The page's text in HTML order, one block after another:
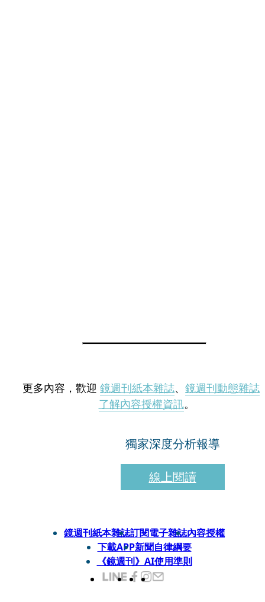
更多內容，歡迎 鏡週刊紙本雜誌、 鏡週刊動態雜誌
了解內容授權資訊。
獨家深度分析報導
線上閱讀
鏡週刊紙本雜誌訂閱電子雜誌內容授權
下載APP新聞自律綱要
《鏡週刊》AI使用準則